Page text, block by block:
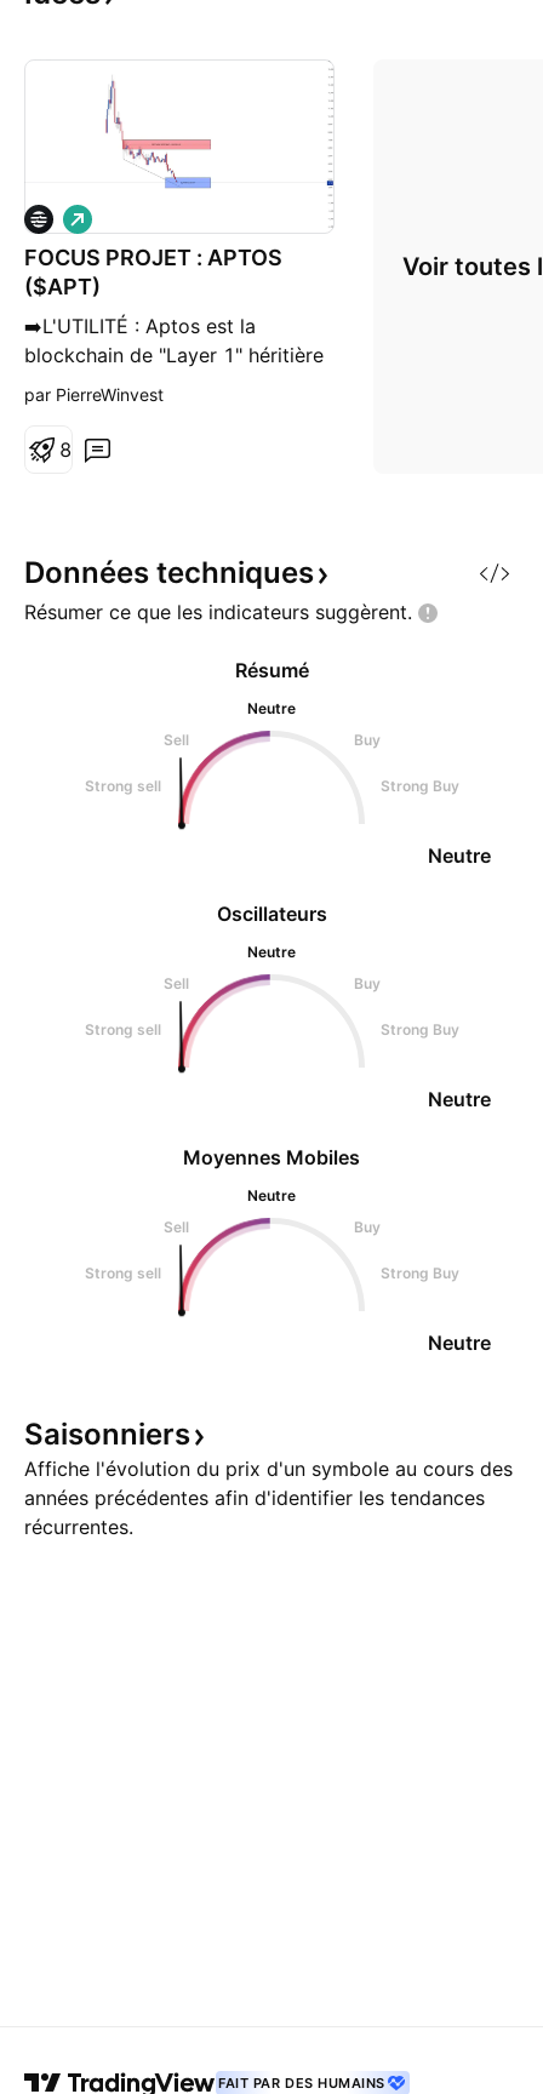
FOCUS PROJET : APTOS
($APT)
➡️L'UTILITÉ : Aptos est la
blockchain de "Layer 1" héritière
du projet Diem de Meta
le langage Move, conçu pour une
traditionnelle ("TradFi") privilégie
pour sa robustesse et
L
o
n
g
par PierreWinvest
8
Voir toutes
Données techniques
Résumer ce que les indicateurs suggèrent.
Oscillateurs
Neutre
Sell
Buy
Strong sell Strong Buy
Neutre
Résumé
Neutre
Sell
Buy
Strong sell Strong Buy
Neutre
Moyennes Mobiles
Neutre
Sell
Buy
Strong sell Strong Buy
Neutre
Saisonniers
Affiche l'évolution du prix d'un symbole au cours des
années précédentes afin d'identifier les tendances
récurrentes.
FAIT PAR DES HUMAINS